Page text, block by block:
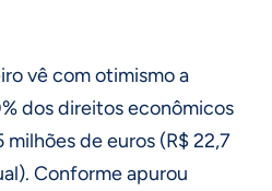
vê com otimismo a
dos direitos econômicos
de euros (R$ 22,7
Conforme apurou